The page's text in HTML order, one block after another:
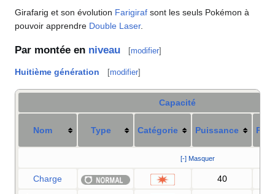
Girafarig et son évolution Farigiraf sont les seuls Pokémon à
pouvoir apprendre Double Laser.
Par montée en niveau [modifier]
Huitième génération [modifier]
Capacité
Nom Type Catégorie Puissance
[-] Masquer
Charge 40